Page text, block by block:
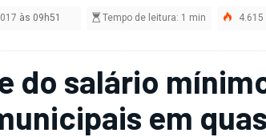
às 09h51 Tempo de leitura: 1 min 4.615
do salário
em